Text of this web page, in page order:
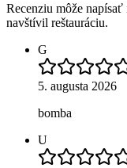
Recenziu môže
navštívil reštauráciu.
G
5. augusta 2026
bomba
U